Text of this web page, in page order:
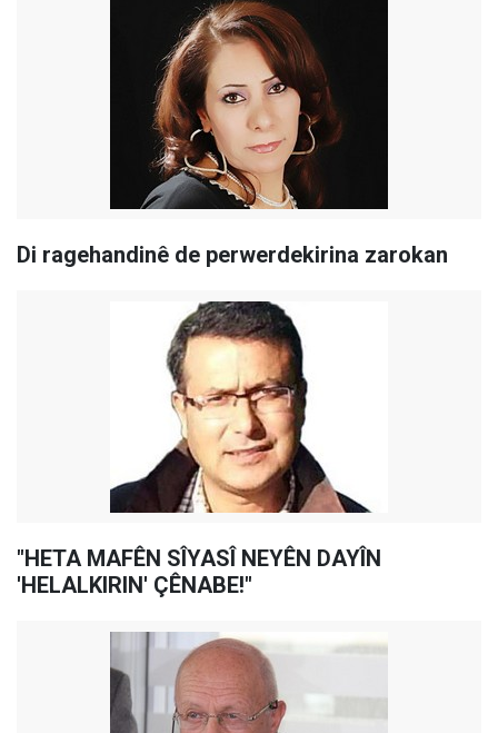
Di ragehandinê de perwerdekirina zarokan
"HETA MAFÊN SÎYASÎ NEYÊN DAYÎN
'HELALKIRIN' ÇÊNABE!"